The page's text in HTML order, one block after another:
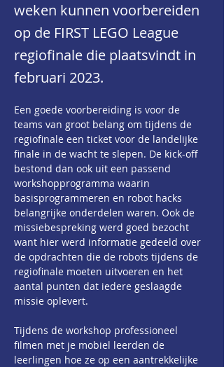
weken kunnen voorbereiden
op de FIRST LEGO League
regiofinale die plaatsvindt in
februari 2023.
Een goede voorbereiding is voor de
teams van groot belang om tijdens de
regiofinale een ticket voor de landelijke
finale in de wacht te slepen. De kick-off
bestond dan ook uit een passend
workshopprogramma waarin
basisprogrammeren en robot hacks
belangrijke onderdelen waren. Ook de
missiebespreking werd goed bezocht
want hier werd informatie gedeeld over
de opdrachten die de robots tijdens de
regiofinale moeten uitvoeren en het
aantal punten dat iedere geslaagde
missie oplevert.
Tijdens de workshop professioneel
filmen met je mobiel leerden de
leerlingen hoe ze op een aantrekkelijke